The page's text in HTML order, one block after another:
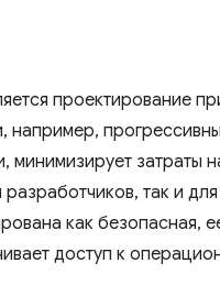
проектирование
минимизирует затраты
так и
как безопасная,
доступ к